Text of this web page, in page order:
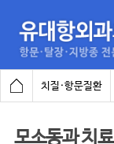
치질·항문질환
모소동과 치료